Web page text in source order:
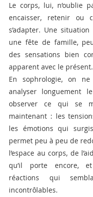
Le corps, lui, n’oublie
encaisser, retenir ou
s’adapter. Une
une fête de famille,
des sensations bien
apparent avec le présent.
En sophrologie, on
analyser longuement
observer ce qui se
maintenant : les
les émotions qui
permet peu à peu de
l’espace au corps, de
qu’il porte encore,
réactions qui
incontrôlables.